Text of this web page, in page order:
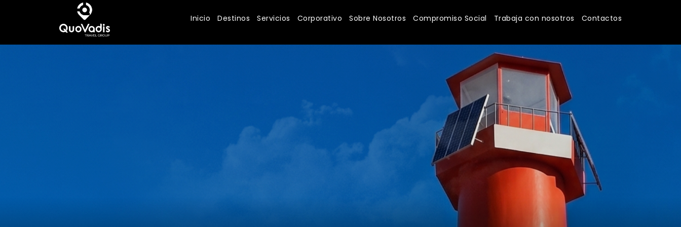
Inicio Destinos Servicios Corporativo Sobre Nosotros Compromiso Social Trabaja con nosotros Contactos